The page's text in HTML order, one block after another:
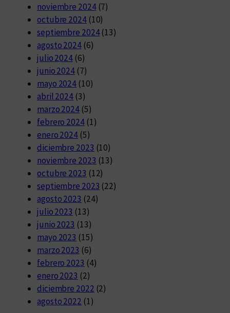
noviembre 2024(7)
octubre 2024(10)
septiembre 2024(13)
agosto 2024(6)
julio 2024 (6)
junio 2024 (7)
mayo 2024 (10)
abril 2024 (3)
marzo 2024 (5)
febrero 2024(1)
enero 2024 (5)
diciembre 2023 (10)
noviembre 2023 (13)
octubre 2023 (12)
septiembre 2023 (22)
agosto 2023 (24)
julio 2023 (13)
junio 2023 (13)
mayo 2023 (15)
marzo 2023 (6)
febrero 2023 (4)
enero 2023 (2)
diciembre 2022 (2)
agosto 2022 (1)